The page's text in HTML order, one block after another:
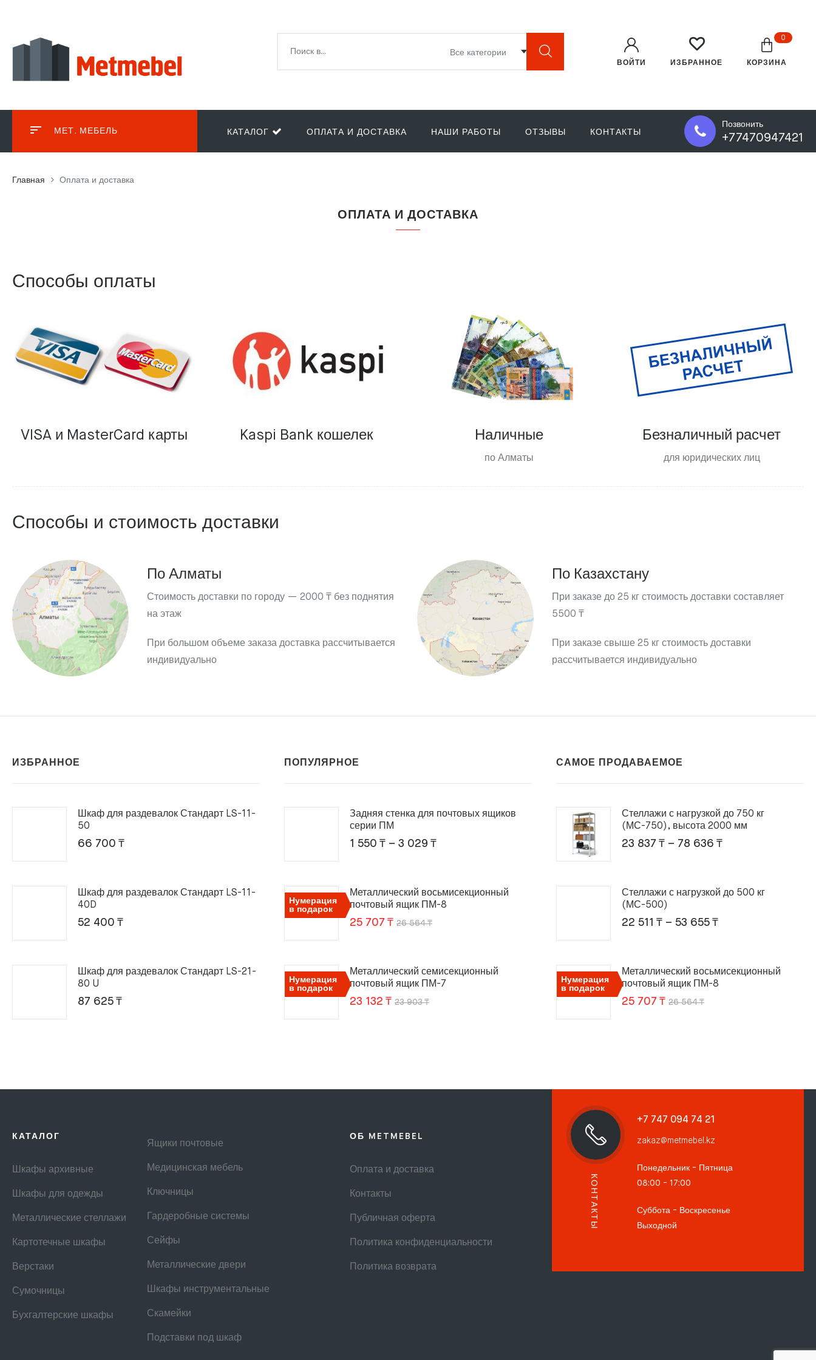
ВОЙТИ ИЗБРАННОЕ
0
КОРЗИНА
МЕТ. МЕБЕЛЬ КАТАЛОГ ОПЛАТА И ДОСТАВКА НАШИ РАБОТЫ ОТЗЫВЫ КОНТАКТЫ
Позвонить
+77470947421
Главная Оплата и доставка
ОПЛАТА И ДОСТАВКА
Способы оплаты
VISA и MasterCard карты Kaspi Bank кошелек Наличные
по Алматы
Безналичный расчет
для юридических лиц
Способы и стоимость доставки
По Алматы
Стоимость доставки по городу — 2000 ₸ без поднятия
на этаж
При большом объеме заказа доставка рассчитывается
индивидуально
По Казахстану
При заказе до 25 кг стоимость доставки составляет
5500 ₸
При заказе свыше 25 кг стоимость доставки
рассчитывается индивидуально
ИЗБРАННОЕ
Шкаф для раздевалок Стандарт LS-11-
50
66 700 ₸
Шкаф для раздевалок Стандарт LS-11-
40D
52 400 ₸
Шкаф для раздевалок Стандарт LS-21-
80 U
87 625 ₸
ПОПУЛЯРНОЕ
Задняя стенка для почтовых ящиков
серии ПМ
1 550 ₸ – 3 029 ₸Диапазон
550 ₸
Нумерация
в подарок
Металлический восьмисекционный
почтовый ящик ПМ-8
26 564₸Первоначальная
26
25 707 ₸
Текущая
707 ₸.
Нумерация
в подарок
Металлический семисекционный
почтовый ящик ПМ-7
23 903₸Первоначальная
23 132 ₸
Текущая
САМОЕ ПРОДАВАЕМОЕ
Стеллажи с нагрузкой до 750 кг
(МС-750), высота 2000 мм
23 837 ₸ – 78 636 ₸Диапазон
837 ₸
Стеллажи с нагрузкой до 500 кг
(МС-500)
22 511 ₸ – 53 655 ₸Диапазон
511 ₸
Нумерация
в подарок
Металлический восьмисекционный
почтовый ящик ПМ-8
26 564₸Первоначальная
25 707 ₸
Текущая
КАТАЛОГ
Шкафы архивные
Шкафы для одежды
Металлические стеллажи
Картотечные шкафы
Верстаки
Сумочницы
Бухгалтерские шкафы
Ящики почтовые
Медицинская мебель
Ключницы
Гардеробные системы
Сейфы
Металлические двери
Шкафы инструментальные
Скамейки
Подставки под шкаф
ОБ METMEBEL
Оплата и доставка
Контакты
Публичная оферта
Политика конфиденциальности
Политика возврата
КОНТАКТЫ
+7 747 094 74 21
zakaz@metmebel.kz
Понедельник - Пятница
08:00 - 17:00
Суббота - Воскресенье
Выходной